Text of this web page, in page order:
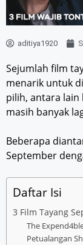
aditiya1920
Sejumlah film
menarik untuk
pilih, antara
masih banyak
Beberapa
September
Daftar Isi
3 Film Tayang
The
Petualangan